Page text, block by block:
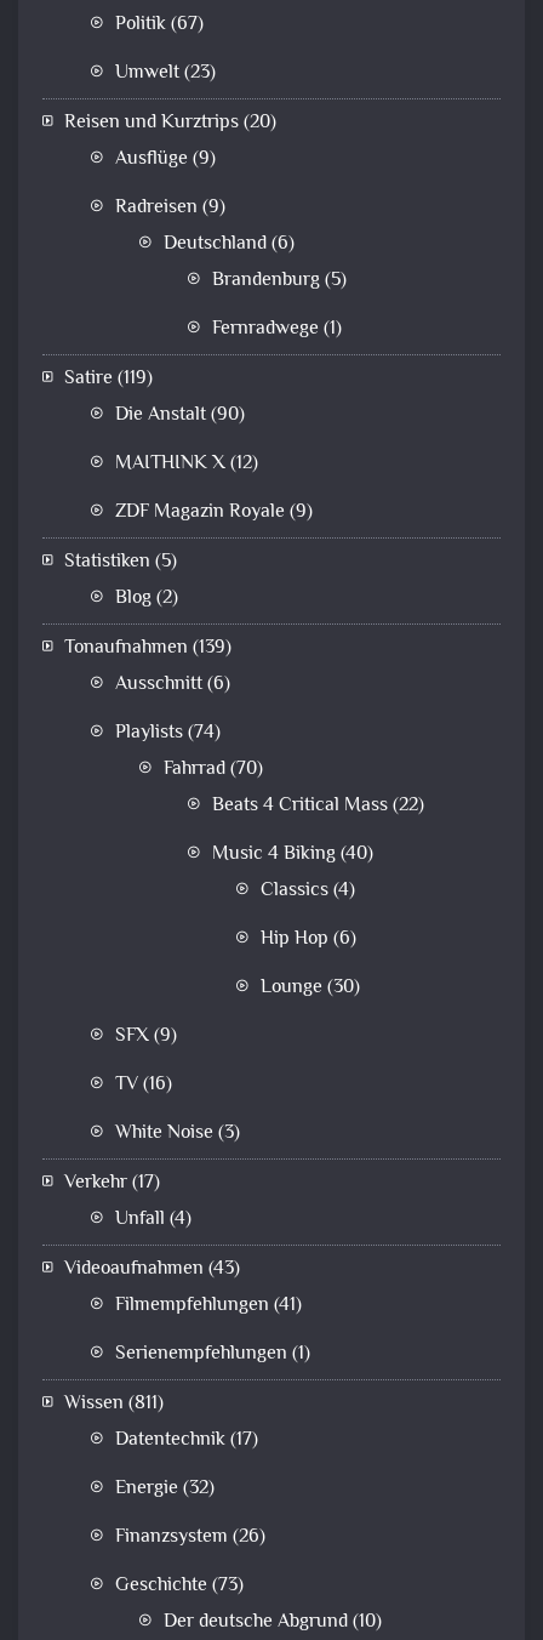
Politik(67)
Umwelt(23)
Reisen und Kurztrips(20)
Ausflüge (9)
Radreisen (9)
Deutschland(6)
Brandenburg(5)
Fernradwege (1)
Satire (119)
Die Anstalt(90)
MAITHINK X(12)
ZDF Magazin Royale (9)
Statistiken (5)
Blog(2)
Tonaufnahmen (139)
Ausschnitt(6)
Playlists(74)
Fahrrad(70)
Beats 4 Critical Mass(22)
Music 4 Biking(40)
Classics(4)
Hip Hop (6)
Lounge (30)
SFX(9)
TV(16)
White Noise (3)
Verkehr(17)
Unfall (4)
Videoaufnahmen (43)
Filmempfehlungen (41)
Serienempfehlungen (1)
Wissen (811)
Datentechnik(17)
Energie (32)
Finanzsystem (26)
Geschichte (73)
Der deutsche Abgrund(10)